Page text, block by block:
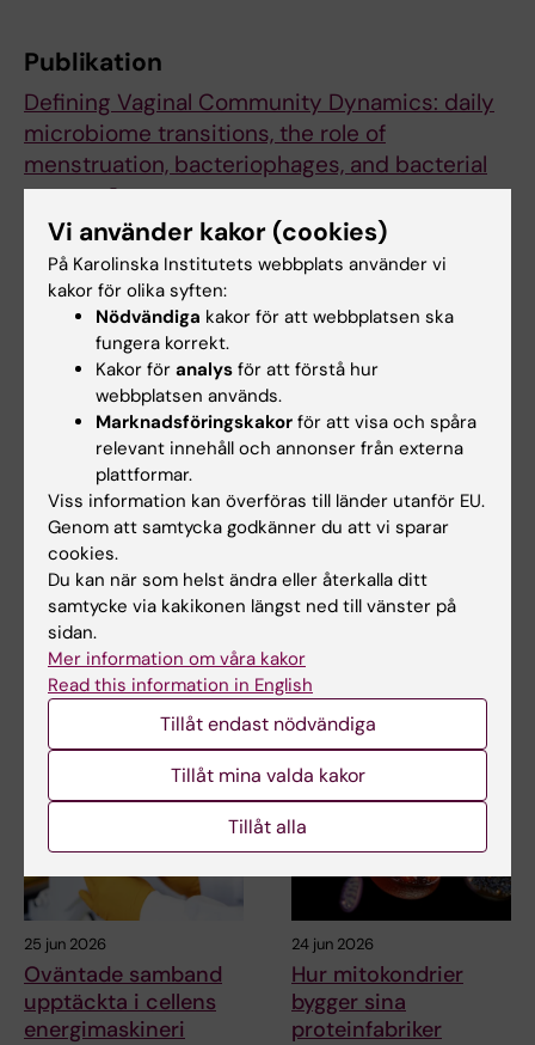
Publikation
Defining Vaginal Community Dynamics: daily
microbiome transitions, the role of
menstruation, bacteriophages, and bacterial
genes.
Hugerth LW, Krog MC, Vomstein K, Du J, Bashir
Z, Kaldhusdal V, Fransson E, Engstrand L,
Nielsen HS, Schuppe-Koistinen I
Microbiome 2024 Aug;12(1):153
Biomedicum Mikrobiologi
Uppdaterad av:
Sara Lidman 2024-08-27
Dela
Relaterade artiklar
25 jun 2026
Oväntade samband
upptäckta i cellens
energimaskineri
24 jun 2026
Hur mitokondrier
bygger sina
proteinfabriker
Vi använder kakor (cookies)
På Karolinska Institutets webbplats använder vi
kakor för olika syften:
Nödvändiga kakor för att webbplatsen ska
fungera korrekt.
Kakor för analys för att förstå hur
webbplatsen används.
Marknadsföringskakor för att visa och spåra
relevant innehåll och annonser från externa
plattformar.
Viss information kan överföras till länder utanför EU.
Genom att samtycka godkänner du att vi sparar
cookies.
Du kan när som helst ändra eller återkalla ditt
samtycke via kakikonen längst ned till vänster på
sidan.
Mer information om våra kakor
Read this information in English
Tillåt endast nödvändiga
Tillåt mina valda kakor
Tillåt alla